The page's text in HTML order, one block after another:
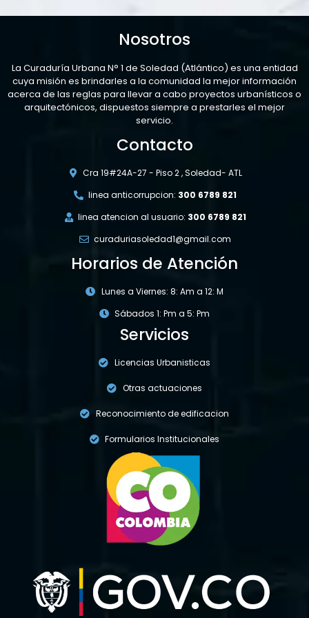
Nosotros
La Curaduría Urbana N° 1 de Soledad (Atlántico) es una entidad
cuya misión es brindarles a la comunidad la mejor información
acerca de las reglas para llevar a cabo proyectos urbanísticos o
arquitectónicos, dispuestos siempre a prestarles el mejor
servicio.
Contacto
Cra 19#24A-27 - Piso 2 , Soledad- ATL
linea anticorrupcion: 300 6789 821
linea atencion al usuario: 300 6789 821
curaduriasoledad1@gmail.com
Horarios de Atención
Lunes a Viernes: 8: Am a 12: M
Sábados 1: Pm a 5: Pm
Servicios
Licencias Urbanisticas
Otras actuaciones
Reconocimiento de edificacion
Formularios Institucionales